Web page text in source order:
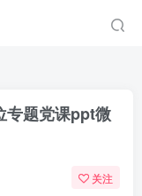
专题党课ppt微
关注